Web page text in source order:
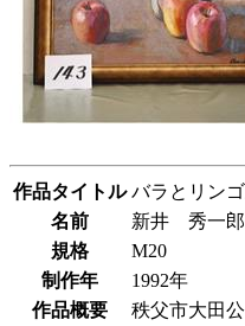
作品タイトル バラとリン
名前
新井 秀一郎
規格
M20
制作年
1992年
作品概要
秩父市大田